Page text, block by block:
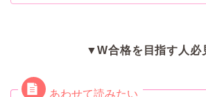
▼W合格を目指す人必